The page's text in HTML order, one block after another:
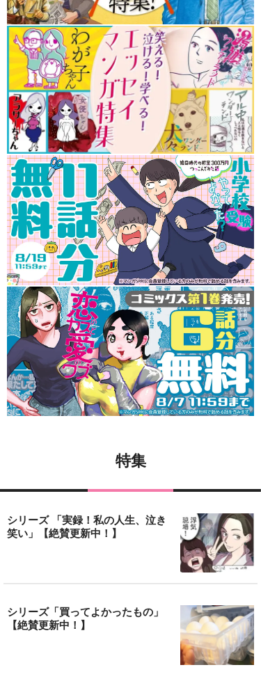
特集
シリーズ 「実録！私の人生、泣き
笑い」【絶賛更新中！】
シリーズ「買ってよかったもの」
【絶賛更新中！】